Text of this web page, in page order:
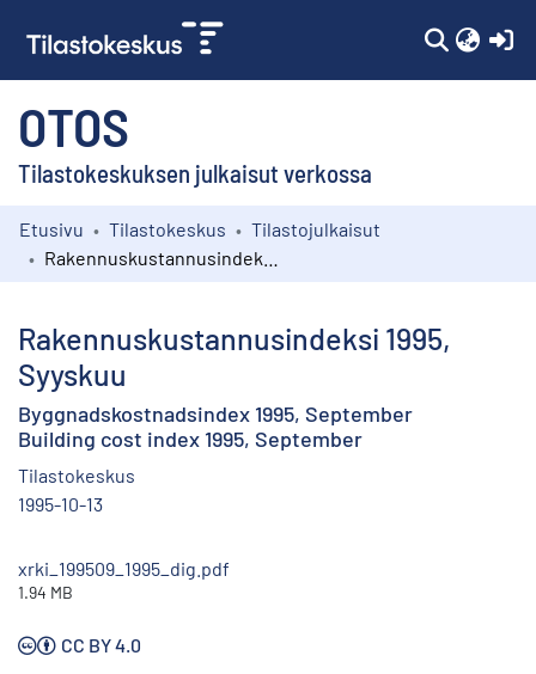
OTOS
Tilastokeskuksen julkaisut verkossa
Kokoelmat
Etusivu Tilastokeskus
Tilastojulkaisut
Rakennuskustannusindeksi 1995,
Syyskuu
Byggnadskostnadsindex 1995, September
Building cost index 1995, September
Tilastokeskus
1995-10-13
xrki_199509_1995_dig.pdf
1.94 MB
CC BY 4.0